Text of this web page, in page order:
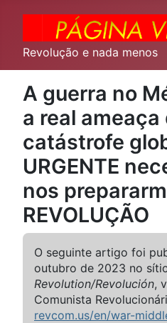
Revolução e nada menos
A guerra no
a real ameaça
catástrofe
URGENTE
nos
REVOLUÇÃO
O seguinte artigo foi
outubro de 2023 no
Revolution/Revolución,
Comunista
revcom.us/en/war-